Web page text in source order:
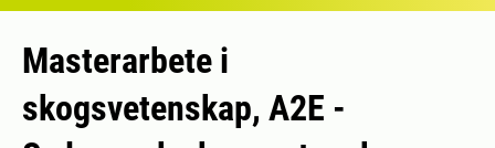
Masterarbete i
skogsvetenskap, A2E -